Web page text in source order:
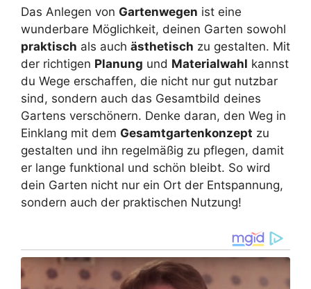
Das Anlegen von Gartenwegen ist eine
wunderbare Möglichkeit, deinen Garten sowohl
praktisch als auch ästhetisch zu gestalten. Mit
der richtigen Planung und Materialwahl kannst
du Wege erschaffen, die nicht nur gut nutzbar
sind, sondern auch das Gesamtbild deines
Gartens verschönern. Denke daran, den Weg in
Einklang mit dem Gesamtgartenkonzept zu
gestalten und ihn regelmäßig zu pflegen, damit
er lange funktional und schön bleibt. So wird
dein Garten nicht nur ein Ort der Entspannung,
sondern auch der praktischen Nutzung!